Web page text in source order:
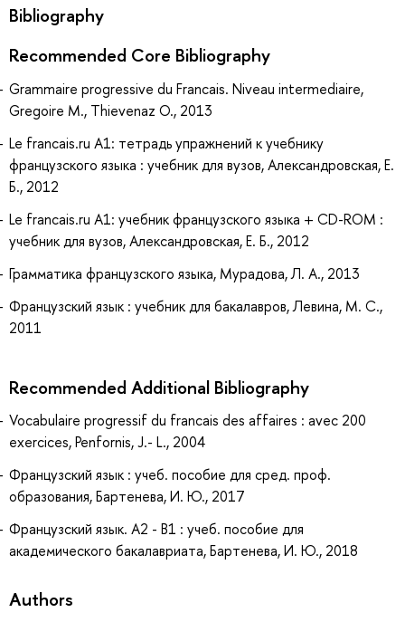
Bibliography
Recommended Core Bibliography
Grammaire progressive du Francais. Niveau intermediaire,
Gregoire M., Thievenaz O., 2013
Le francais.ru A1: тетрадь упражнений к учебнику
французского языка : учебник для вузов, Александровская, Е.
Б., 2012
Le francais.ru A1: учебник французского языка + CD-ROM :
учебник для вузов, Александровская, Е. Б., 2012
Грамматика французского языка, Мурадова, Л. А., 2013
Французский язык : учебник для бакалавров, Левина, М. С.,
2011
Recommended Additional Bibliography
Vocabulaire progressif du francais des affaires : avec 200
exercices, Penfornis, J.- L., 2004
Французский язык : учеб. пособие для сред. проф.
образования, Бартенева, И. Ю., 2017
Французский язык. А2 - В1 : учеб. пособие для
академического бакалавриата, Бартенева, И. Ю., 2018
Authors